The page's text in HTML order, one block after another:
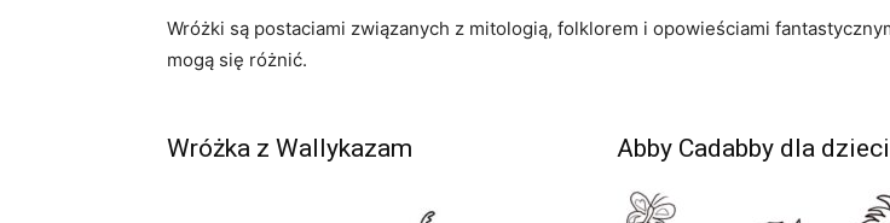
Wróżki są postaciami związanych z mitologią, folklorem i opowieściami
mogą się różnić.
Wróżka z Wallykazam Abby Cadabby dla dzieci